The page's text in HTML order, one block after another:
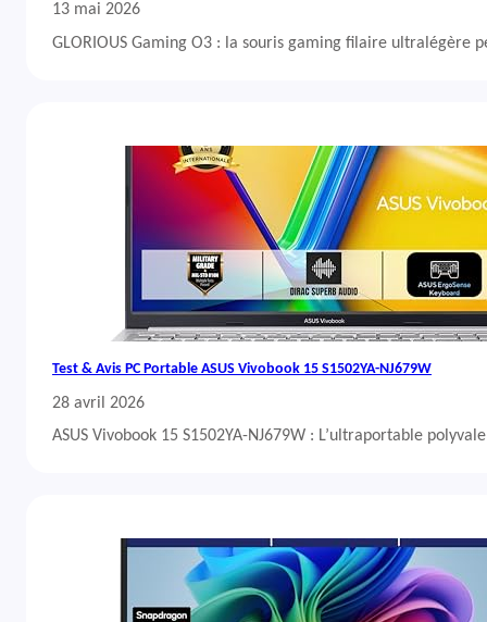
13 mai 2026
GLORIOUS Gaming O3 : la souris gaming filaire ultralégère
Test & Avis PC Portable ASUS Vivobook 15 S1502YA-NJ679W
28 avril 2026
ASUS Vivobook 15 S1502YA-NJ679W : L’ultraportable